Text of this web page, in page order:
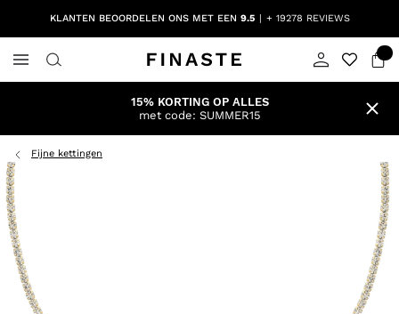
KLANTEN BEOORDELEN ONS MET EEN 9.5 + 19278 REVIEWS
15% KORTING OP ALLES
met code: SUMMER15
Fijne kettingen